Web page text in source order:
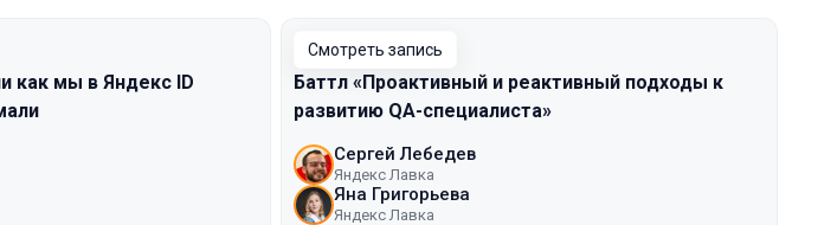
как мы в Яндекс ID
Смотреть запись
Баттл «Проактивный и реактивный подходы к
развитию QA-специалиста»
Сергей Лебедев
Яндекс Лавка
Яна Григорьева
Яндекс Лавка